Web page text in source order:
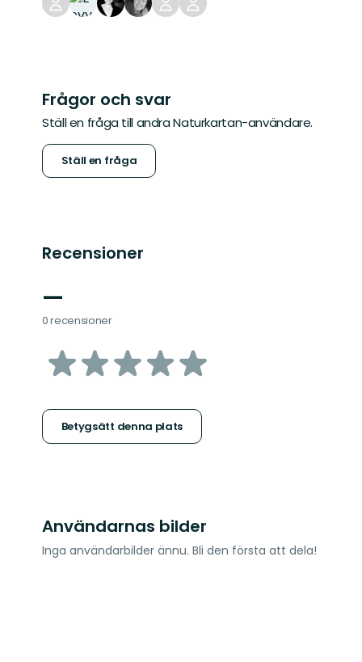
Frågor och svar
Ställ en fråga till andra Naturkartan-användare.
Ställ en fråga
Recensioner
—
0 recensioner
av
stjärnor
Betygsätt denna plats
Användarnas bilder
Inga användarbilder ännu. Bli den första att dela!